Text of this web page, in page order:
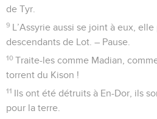
de Tyr.
9 L’Assyrie aussi se joint à eux,
descendants de Lot. – Pause.
10 Traite-les comme Madian,
torrent du Kison !
11 Ils ont été détruits à En-Dor, ils
pour la terre.